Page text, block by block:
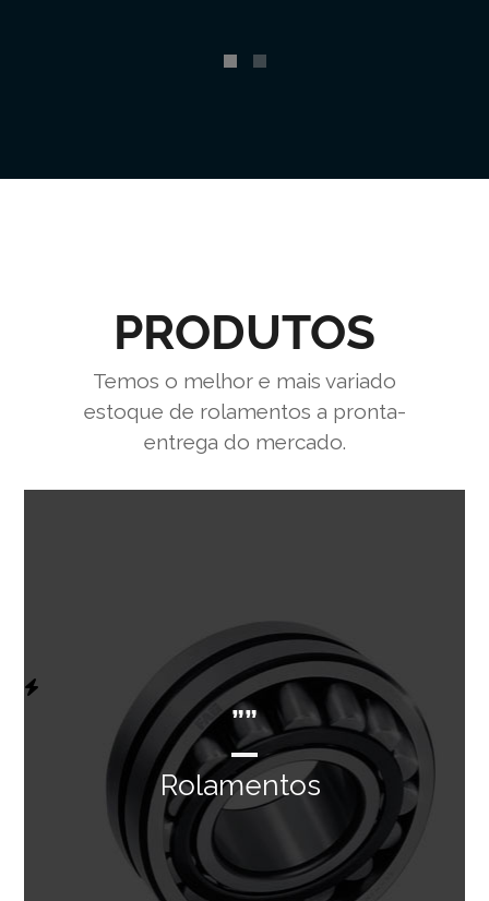
PRODUTOS
Temos o melhor e mais variado
estoque de rolamentos a pronta-
entrega do mercado.
””
Rolamentos